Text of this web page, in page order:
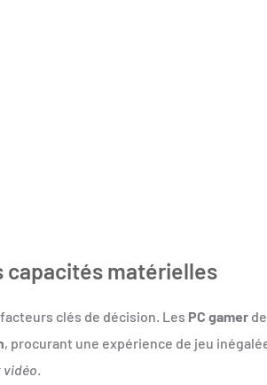
capacités matérielles
clés de décision. Les PC gamer
, procurant une expérience de jeu
vidéo.